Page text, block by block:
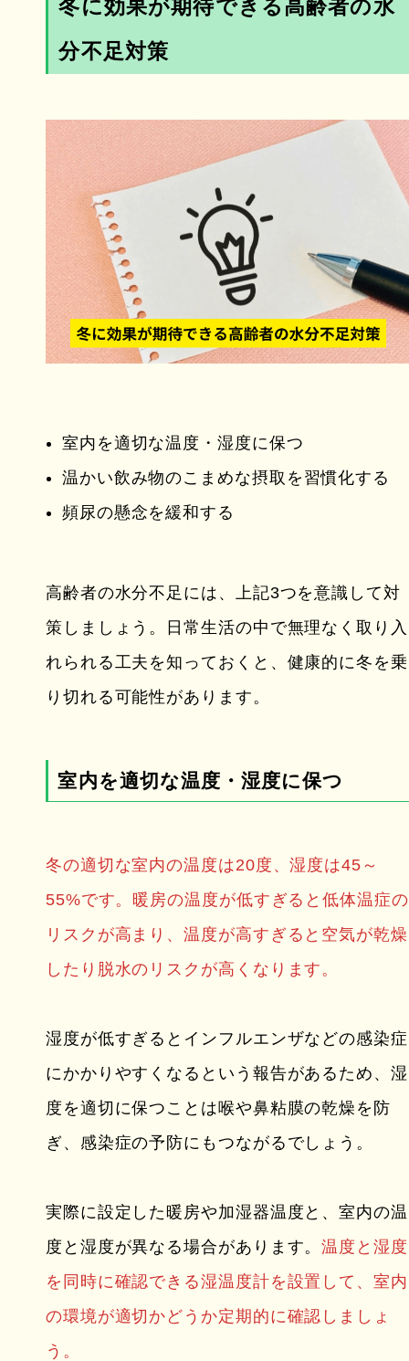
冬に効果が期待できる高齢者の水
分不足対策
室内を適切な温度・湿度に保つ
温かい飲み物のこまめな摂取を習慣化する
頻尿の懸念を緩和する
高齢者の水分不足には、上記3つを意識して対
策しましょう。日常生活の中で無理なく取り入
れられる工夫を知っておくと、健康的に冬を乗
り切れる可能性があります。
室内を適切な温度・湿度に保つ
冬の適切な室内の温度は20度、湿度は45～
55%です。暖房の温度が低すぎると低体温症の
リスクが高まり、温度が高すぎると空気が乾燥
したり脱水のリスクが高くなります。
湿度が低すぎるとインフルエンザなどの感染症
にかかりやすくなるという報告があるため、湿
度を適切に保つことは喉や鼻粘膜の乾燥を防
ぎ、感染症の予防にもつながるでしょう。
実際に設定した暖房や加湿器温度と、室内の温
度と湿度が異なる場合があります。温度と湿度
を同時に確認できる湿温度計を設置して、室内
の環境が適切かどうか定期的に確認しましょ
う。